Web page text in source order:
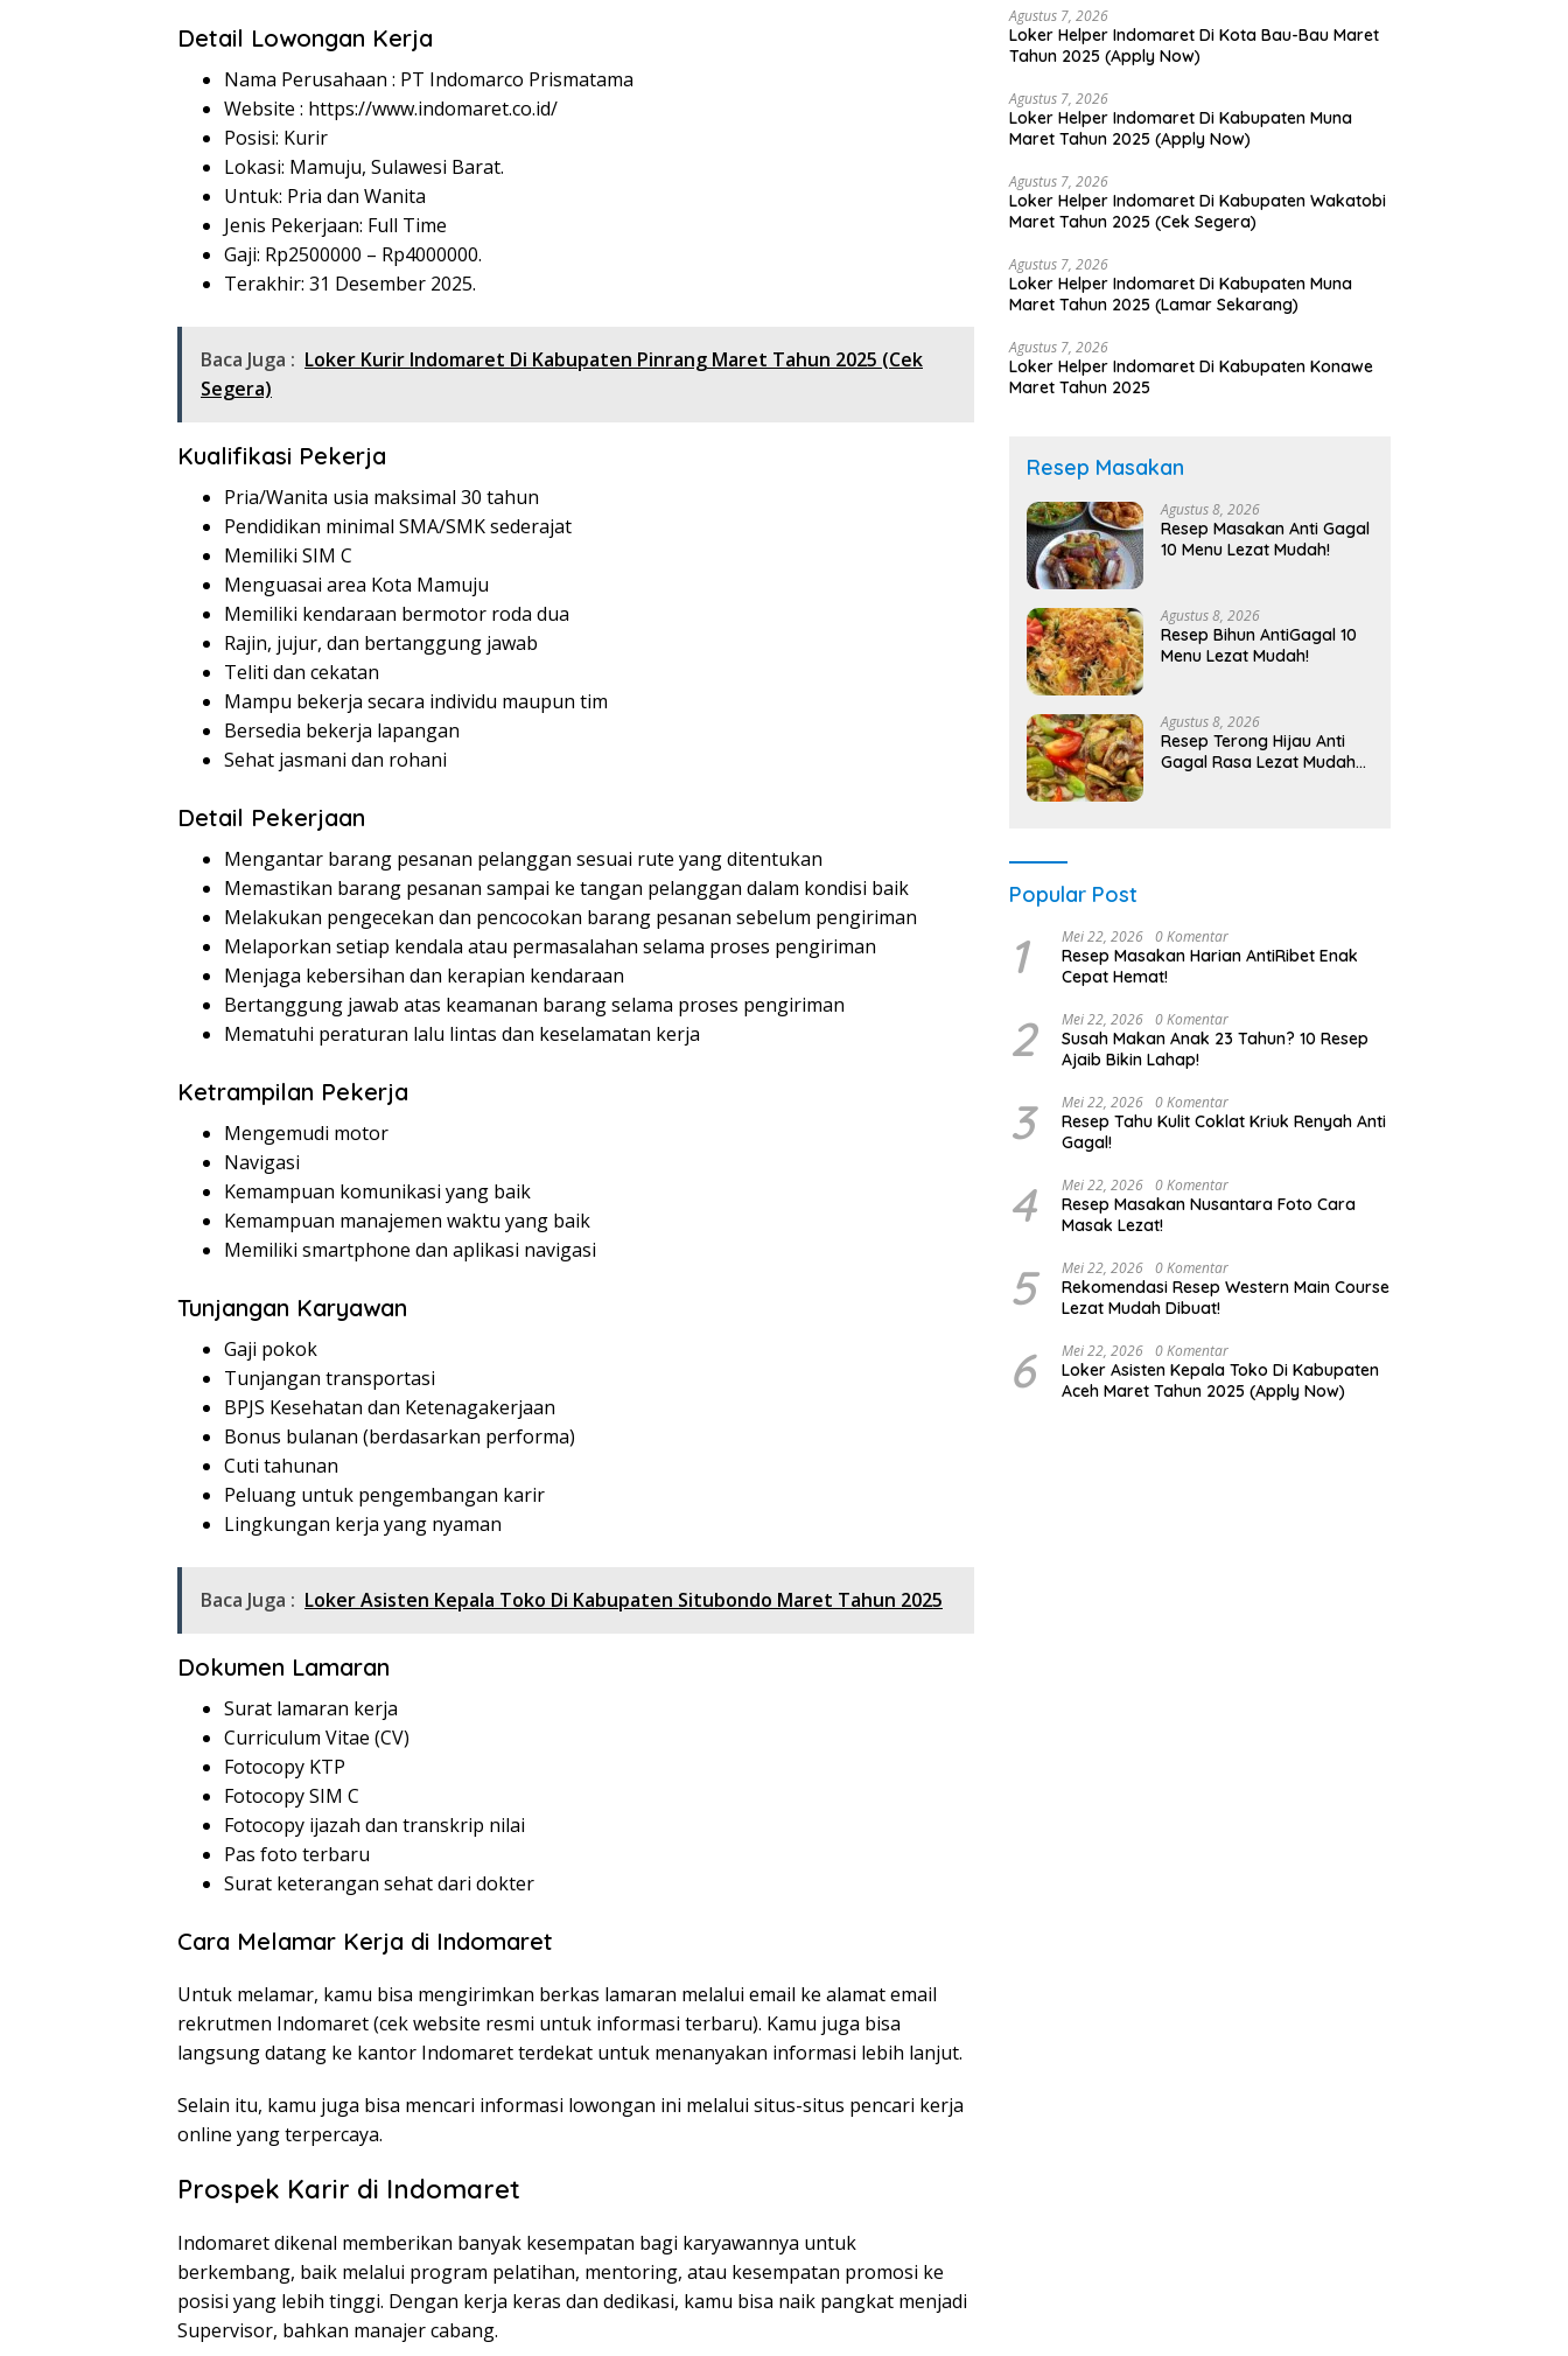
Detail Lowongan Kerja
Nama Perusahaan : PT Indomarco Prismatama
Website : https://www.indomaret.co.id/
Posisi: Kurir
Lokasi: Mamuju, Sulawesi Barat.
Untuk: Pria dan Wanita
Jenis Pekerjaan: Full Time
Gaji: Rp2500000 – Rp4000000.
Terakhir: 31 Desember 2025.
Baca Juga : Loker Kurir Indomaret Di Kabupaten Pinrang Maret Tahun 2025 (Cek
Segera)
Kualifikasi Pekerja
Pria/Wanita usia maksimal 30 tahun
Pendidikan minimal SMA/SMK sederajat
Memiliki SIM C
Menguasai area Kota Mamuju
Memiliki kendaraan bermotor roda dua
Rajin, jujur, dan bertanggung jawab
Teliti dan cekatan
Mampu bekerja secara individu maupun tim
Bersedia bekerja lapangan
Sehat jasmani dan rohani
Detail Pekerjaan
Mengantar barang pesanan pelanggan sesuai rute yang ditentukan
Memastikan barang pesanan sampai ke tangan pelanggan dalam kondisi baik
Melakukan pengecekan dan pencocokan barang pesanan sebelum pengiriman
Melaporkan setiap kendala atau permasalahan selama proses pengiriman
Menjaga kebersihan dan kerapian kendaraan
Bertanggung jawab atas keamanan barang selama proses pengiriman
Mematuhi peraturan lalu lintas dan keselamatan kerja
Ketrampilan Pekerja
Mengemudi motor
Navigasi
Kemampuan komunikasi yang baik
Kemampuan manajemen waktu yang baik
Memiliki smartphone dan aplikasi navigasi
Tunjangan Karyawan
Gaji pokok
Tunjangan transportasi
BPJS Kesehatan dan Ketenagakerjaan
Bonus bulanan (berdasarkan performa)
Cuti tahunan
Peluang untuk pengembangan karir
Lingkungan kerja yang nyaman
Baca Juga : Loker Asisten Kepala Toko Di Kabupaten Situbondo Maret Tahun 2025
Dokumen Lamaran
Surat lamaran kerja
Curriculum Vitae (CV)
Fotocopy KTP
Fotocopy SIM C
Fotocopy ijazah dan transkrip nilai
Pas foto terbaru
Surat keterangan sehat dari dokter
Cara Melamar Kerja di Indomaret
Untuk melamar, kamu bisa mengirimkan berkas lamaran melalui email ke alamat email
rekrutmen Indomaret (cek website resmi untuk informasi terbaru). Kamu juga bisa
langsung datang ke kantor Indomaret terdekat untuk menanyakan informasi lebih lanjut.
Selain itu, kamu juga bisa mencari informasi lowongan ini melalui situs-situs pencari kerja
online yang terpercaya.
Prospek Karir di Indomaret
Indomaret dikenal memberikan banyak kesempatan bagi karyawannya untuk
berkembang, baik melalui program pelatihan, mentoring, atau kesempatan promosi ke
posisi yang lebih tinggi. Dengan kerja keras dan dedikasi, kamu bisa naik pangkat menjadi
Supervisor, bahkan manajer cabang.
Agustus 7, 2026
Loker Helper Indomaret Di Kota Bau-Bau Maret
Tahun 2025 (Apply Now)
Agustus 7, 2026
Loker Helper Indomaret Di Kabupaten Muna
Maret Tahun 2025 (Apply Now)
Agustus 7, 2026
Loker Helper Indomaret Di Kabupaten Wakatobi
Maret Tahun 2025 (Cek Segera)
Agustus 7, 2026
Loker Helper Indomaret Di Kabupaten Muna
Maret Tahun 2025 (Lamar Sekarang)
Agustus 7, 2026
Loker Helper Indomaret Di Kabupaten Konawe
Maret Tahun 2025
Resep Masakan
Agustus 8, 2026
Resep Masakan Anti Gagal
10 Menu Lezat Mudah!
Agustus 8, 2026
Resep Bihun AntiGagal 10
Menu Lezat Mudah!
Agustus 8, 2026
Resep Terong Hijau Anti
Gagal Rasa Lezat Mudah
Popular Post
1 Mei 22, 2026 0 Komentar
Resep Masakan Harian AntiRibet Enak
Cepat Hemat!
2 Mei 22, 2026 0 Komentar
Susah Makan Anak 23 Tahun? 10 Resep
Ajaib Bikin Lahap!
3 Mei 22, 2026 0 Komentar
Resep Tahu Kulit Coklat Kriuk Renyah Anti
Gagal!
4 Mei 22, 2026 0 Komentar
Resep Masakan Nusantara Foto Cara
Masak Lezat!
5 Mei 22, 2026 0 Komentar
Rekomendasi Resep Western Main Course
Lezat Mudah Dibuat!
6 Mei 22, 2026 0 Komentar
Loker Asisten Kepala Toko Di Kabupaten
Aceh Maret Tahun 2025 (Apply Now)